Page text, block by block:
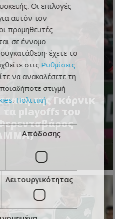
της Γκόρνικ
τα playoffs του
Οι επιλογές
αυτόν τον
προμηθευτές
σε έννομο
έχετε το
στις Ρυθμίσεις
να ανακαλέσετε τη
στιγμή
. Πολιτική
Απόδοσης
Λειτουργικότητας